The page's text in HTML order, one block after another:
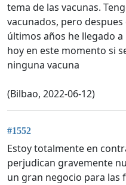
tema de las vacunas.
vacunados, pero
últimos años he llegado
hoy en este momento si
ninguna vacuna
(Bilbao, 2022-06-12)
#1552
Estoy totalmente en
perjudican gravemente
un gran negocio para las